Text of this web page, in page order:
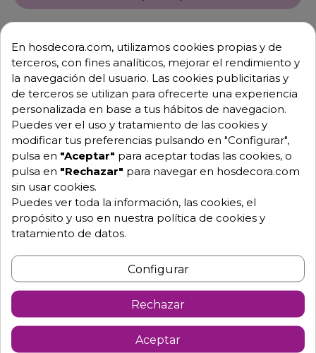
Descripción Detalles de producto
Mesa alta Pazos cuadrada para bar de copas con
tablero de 60 x 60 cm. en melamina, con
tubo acerado plastificado negro o blanco.
También se pueden servir tableros de madera,
Werzalit, consultar.
-Cuadrada de 60 cm.
- Altura de la mesa 110 cm.
- De interior.
En hosdecora.com, utilizamos cookies propias y de
terceros, con fines analíticos, mejorar el rendimiento y
la navegación del usuario. Las cookies publicitarias y
de terceros se utilizan para ofrecerte una experiencia
personalizada en base a tus hábitos de navegacion.
Puedes ver el uso y tratamiento de las cookies y
modificar tus preferencias pulsando en "Configurar",
pulsa en "Aceptar" para aceptar todas las cookies, o
pulsa en "Rechazar" para navegar en hosdecora.com
sin usar cookies.
Puedes ver toda la información, las cookies, el
propósito y uso en nuestra política de cookies y
tratamiento de datos.
Configurar
Rechazar
Aceptar